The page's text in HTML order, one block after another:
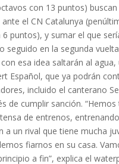
con 13 puntos)
el CN Catalunya
puntos), y sumar el que
seguido en la segunda
esa idea saltarán al agua,
Español, que ya podrán
incluido el canterano
de cumplir sanción.
de entrenos,
a un rival que tiene mucha
fiarnos en su casa.
a fin”, explica el